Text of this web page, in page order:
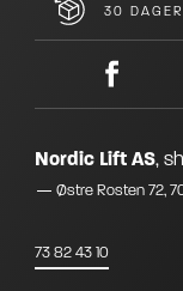
30
Nordic Lift AS,
Østre Rosten 72,
73 82 43 10